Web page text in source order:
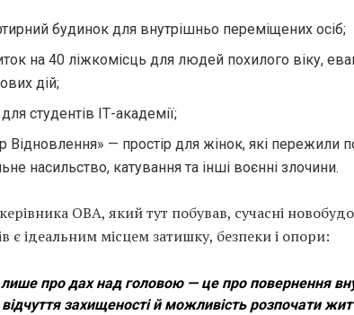
будинок для внутрішньо переміщених осіб;
на 40 ліжкомісць для людей похилого віку,
дій;
студентів ІТ-академії;
Відновлення» — простір для жінок, які пережили
насильство, катування та інші воєнні злочини.
ОВА, який тут побував, сучасні
є ідеальним місцем затишку, безпеки і опори:
про дах над головою — це про повернення
захищеності й можливість розпочати